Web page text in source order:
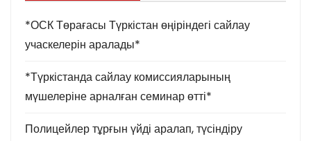
*ОСК Төрағасы Түркістан өңіріндегі сайлау
учаскелерін аралады*
*Түркістанда сайлау комиссияларының
мүшелеріне арналған семинар өтті*
Полицейлер тұрғын үйді аралап, түсіндіру